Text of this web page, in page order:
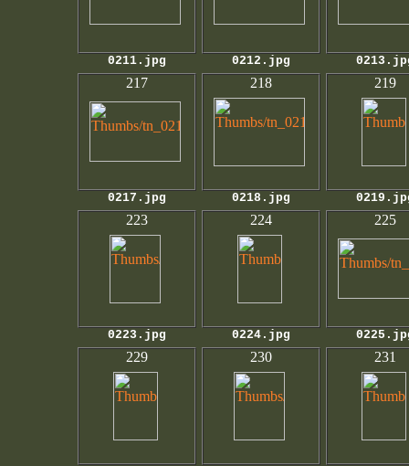
0211.jpg 0212.jpg
217
0217.jpg
218
0218.jpg
219
223
0223.jpg
224
0224.jpg
225
229 230 231